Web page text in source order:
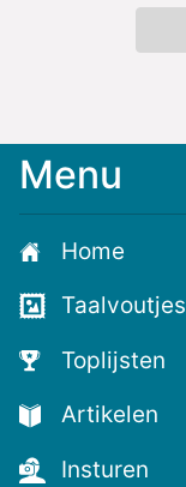
Menu
Home
Taalvoutjes
Toplijsten
Artikelen
Insturen